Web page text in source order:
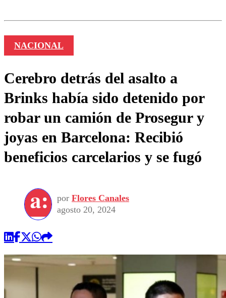
NACIONAL
Cerebro detrás del asalto a
Brinks había sido detenido por
robar un camión de Prosegur y
joyas en Barcelona: Recibió
beneficios carcelarios y se fugó
por Flores Canales
agosto 20, 2024